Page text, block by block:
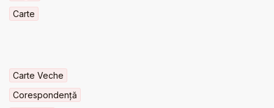
Carte
Carte Veche
Corespondență